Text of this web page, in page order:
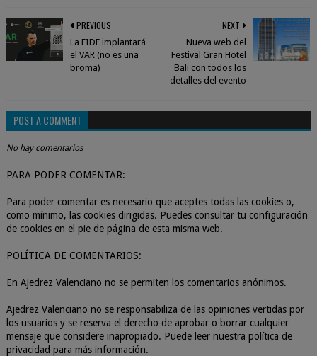
NEXT
Nueva web del
Festival Gran Hotel
Bali con todos los
detalles del evento
PREVIOUS
La FIDE implantará
el VAR (no es una
broma)
POST A COMMENT
No hay comentarios
PARA PODER COMENTAR:
Para poder comentar es necesario que aceptes todas las cookies o,
como mínimo, las cookies dirigidas. Puedes consultar tu configuración
de cookies en el pie de página de esta misma web.
POLÍTICA DE COMENTARIOS:
En Ajedrez Valenciano no se permiten los comentarios anónimos.
Ajedrez Valenciano no se responsabiliza de las opiniones vertidas por
los usuarios y se reserva el derecho de aprobar o borrar cualquier
mensaje que considere inapropiado. Puede leer nuestra política de
privacidad para más información.